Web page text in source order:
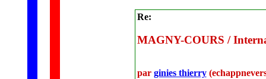
Re:
MAGNY-COURS /
par ginies thierry